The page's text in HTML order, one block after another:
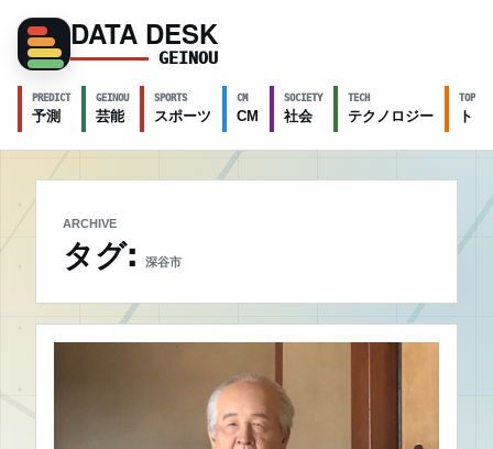
DATA DESK
GEINOU
PREDICT
予測
GEINOU
芸能
SPORTS
スポーツ
CM
CM
SOCIETY
社会
TECH
テクノロジー
TOPICS
ト
ARCHIVE
タグ: 深谷市